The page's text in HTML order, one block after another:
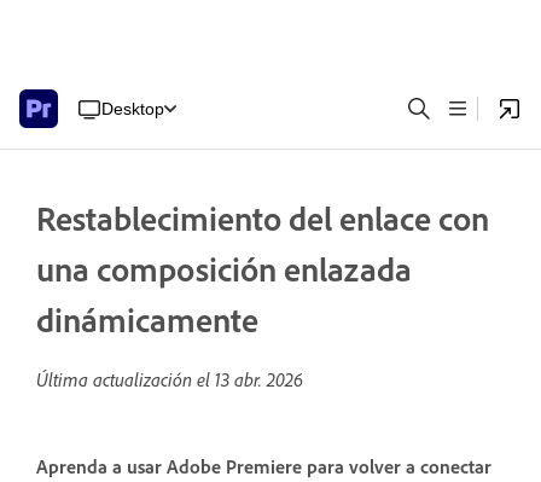
Desktop
Restablecimiento del enlace con
una composición enlazada
dinámicamente
Última actualización el 13 abr. 2026
Aprenda a usar Adobe Premiere para volver a conectar